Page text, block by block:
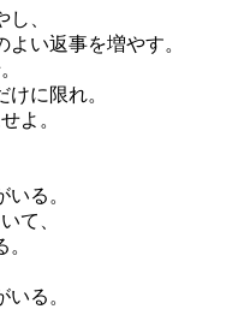
、
い返事を増やす。
に限れ。
よ。
る。
て、
る。